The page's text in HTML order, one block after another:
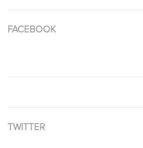
FACEBOOK
TWITTER